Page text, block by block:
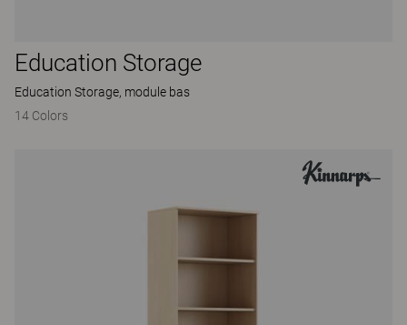
Education Storage
Education Storage, module bas
14 Colors